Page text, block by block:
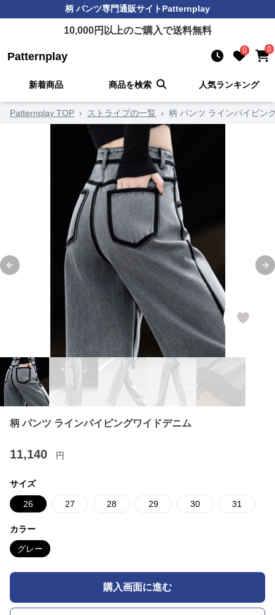
柄 パンツ専門通販サイトPatternplay
10,000円以上のご購入で送料無料
Patternplay 0 0
新着商品 商品を検索 人気ランキング
Patternplay TOP › ストライプの一覧 › 柄 パンツ ラインパイピン
Previous slide
柄 パンツ ラインパイピングワイドデニム
11,140 円
サイズ
26 27 28 29 30 31
カラー
グレー
購入画面に進む